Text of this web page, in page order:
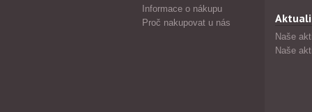
Informace o nákupu
Proč nakupovat u nás
Naše
Naše